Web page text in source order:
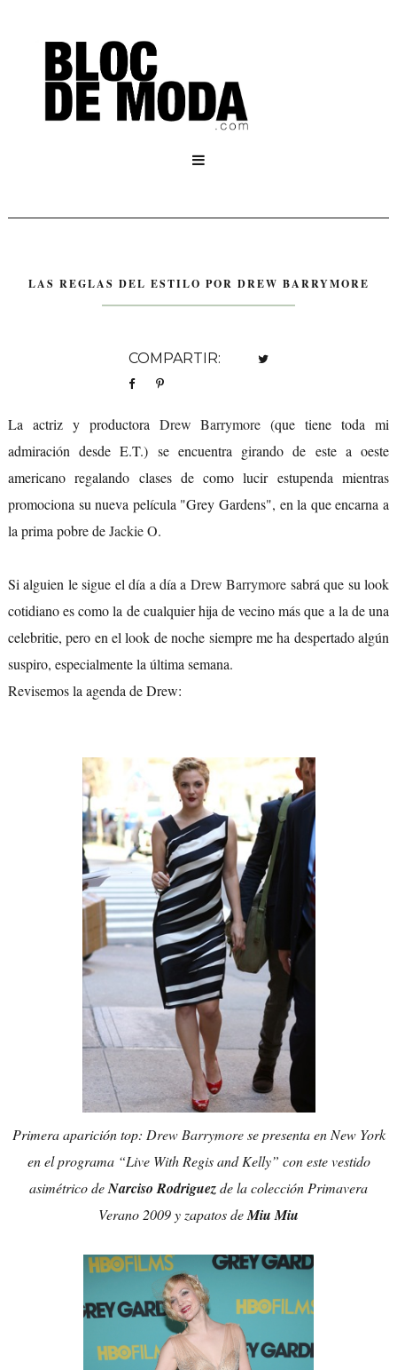

LAS REGLAS DEL ESTILO POR DREW BARRYMORE
COMPARTIR:
La actriz y productora Drew Barrymore (que tiene toda mi
admiración desde E.T.) se encuentra girando de este a oeste
americano regalando clases de como lucir estupenda mientras
promociona su nueva película "Grey Gardens", en la que encarna a
la prima pobre deJackie O.
Si alguien le sigue el día a día a Drew Barrymore sabrá que su look
cotidiano es como la de cualquier hija de vecino más que a la de una
celebritie, pero en el look de noche siempre me ha despertado algún
suspiro, especialmente la última semana.
Revisemos la agenda de Drew:
Primera aparición top: Drew Barrymorese presenta en New York
en el programa “Live With Regis and Kelly” con este vestido
asimétrico deNarciso Rodriguezde la colección Primavera
Verano 2009 y zapatos deMiu Miu